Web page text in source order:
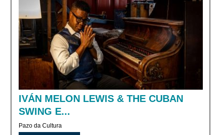
IVÁN MELON LEWIS & THE CUBAN
SWING E...
Pazo da Cultura